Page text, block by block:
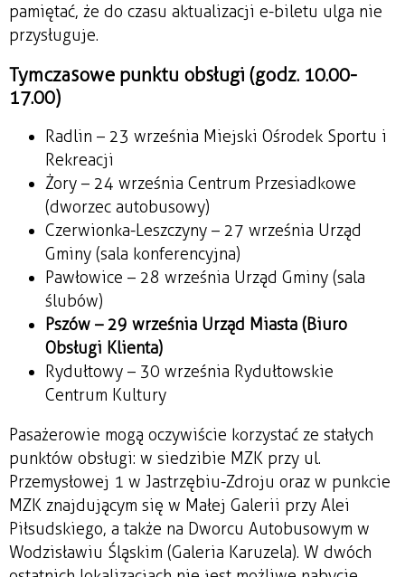
pamiętać, że do czasu aktualizacji e-biletu ulga nie
przysługuje.
Tymczasowe punktu obsługi (godz. 10.00-
17.00)
Radlin – 23 września Miejski Ośrodek Sportu i
Rekreacji
Żory – 24 września Centrum Przesiadkowe
(dworzec autobusowy)
Czerwionka-Leszczyny – 27 września Urząd
Gminy (sala konferencyjna)
Pawłowice – 28 września Urząd Gminy (sala
ślubów)
Pszów – 29 września Urząd Miasta (Biuro
Obsługi Klienta)
Rydułtowy – 30 września Rydułtowskie
Centrum Kultury
Pasażerowie mogą oczywiście korzystać ze stałych
punktów obsługi: w siedzibie MZK przy ul.
Przemysłowej 1 w Jastrzębiu-Zdroju oraz w punkcie
MZK znajdującym się w Małej Galerii przy Alei
Piłsudskiego, a także na Dworcu Autobusowym w
Wodzisławiu Śląskim (Galeria Karuzela). W dwóch